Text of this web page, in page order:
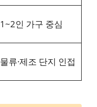
1~2인 가구 중심
물류·제조 단지 인접